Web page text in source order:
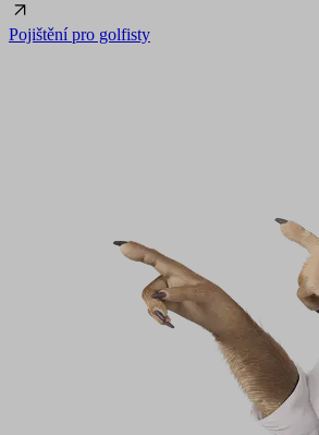
Pojištění pro golfisty